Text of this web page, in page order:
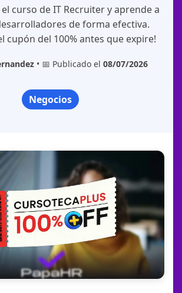
curso de IT Recruiter y aprende a
de forma efectiva.
cupón del 100% antes que expire!
• 📅 Publicado el 08/07/2026
Negocios